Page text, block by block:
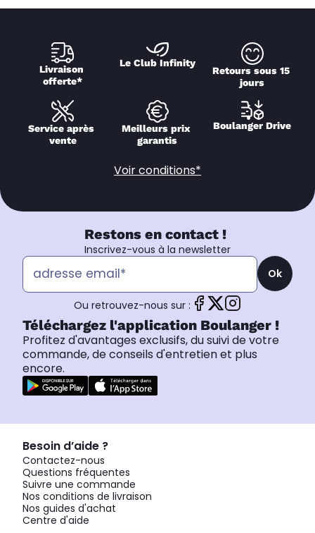
Livraison
offerte*
Le Club Infinity
Retours sous 15
jours
Service après
vente
Meilleurs prix
garantis
Boulanger Drive
Voir conditions*
Restons en contact !
Inscrivez-vous à la newsletter
Ok
Ou retrouvez-nous sur :
Téléchargez l'application Boulanger !
Profitez d'avantages exclusifs, du suivi de votre
commande, de conseils d'entretien et plus
encore.
Besoin d’aide ?
Contactez-nous
Questions fréquentes
Suivre une commande
Nos conditions de livraison
Nos guides d'achat
Centre d'aide